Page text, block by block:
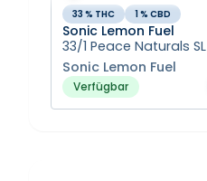
33 % THC 1 % CBD
Sonic Lemon Fuel
33/1 Peace Naturals SL
Sonic Lemon Fuel
Verfügbar